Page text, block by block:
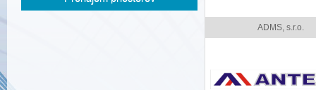
ADMS, s.r.o.